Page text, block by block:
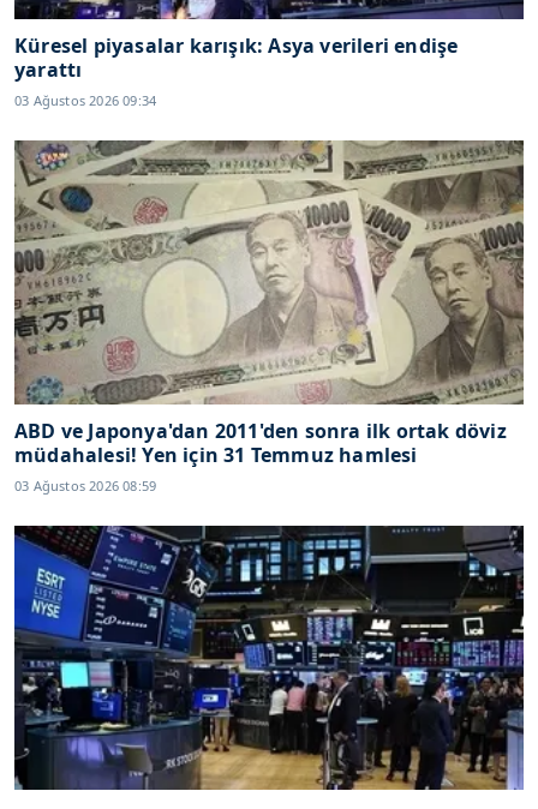
Küresel piyasalar karışık: Asya verileri endişe
yarattı
03 Ağustos 2026 09:34
ABD ve Japonya'dan 2011'den sonra ilk ortak döviz
müdahalesi! Yen için 31 Temmuz hamlesi
03 Ağustos 2026 08:59